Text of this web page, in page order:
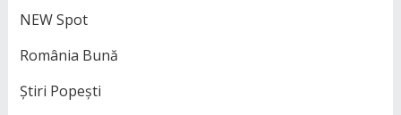
NEW Spot
România Bună
Știri Popești